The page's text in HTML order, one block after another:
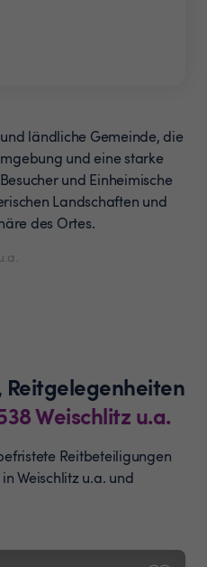
ländliche Gemeinde, die
und eine starke
und Einheimische
Landschaften und
des Ortes.
Weischlitz u.a.
Reitbeteiligungen
Weischlitz u.a. und